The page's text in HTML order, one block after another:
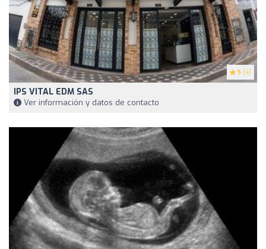
5 (4)
IPS VITAL EDM SAS
Ver información y datos de contacto